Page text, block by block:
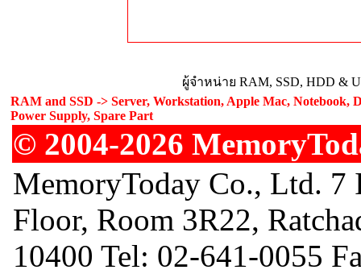
ผู้จำหน่าย RAM, SSD, HDD &
RAM and SSD -> Server, Workstation, Apple Mac, Notebook,
Power Supply, Spare Part
© 2004-2026
MemoryToday Co., Ltd.
Floor, Room 3R22,
10400 Tel: 02-641-0055